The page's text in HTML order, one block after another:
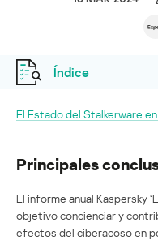
Índice
El Estado del Stalkerware
Principales
El informe anual Kaspersky
objetivo concienciar y
efectos del ciberacoso en